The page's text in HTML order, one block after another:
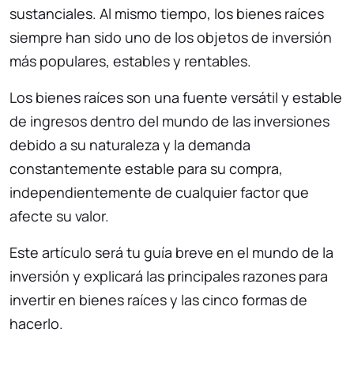
sustanciales. Al mismo tiempo, los bienes raíces
siempre han sido uno de los objetos de inversión
más populares, estables y rentables.
Los bienes raíces son una fuente versátil y estable
de ingresos dentro del mundo de las inversiones
debido a su naturaleza y la demanda
constantemente estable para su compra,
independientemente de cualquier factor que
afecte su valor.
Este artículo será tu guía breve en el mundo de la
inversión y explicará las principales razones para
invertir en bienes raíces y las cinco formas de
hacerlo.